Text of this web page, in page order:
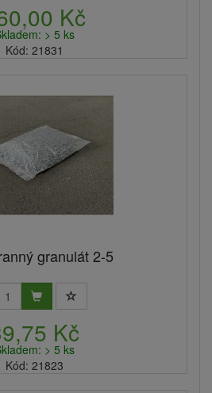
Kč
> 5 ks
Kód: 21831
granulát 2-5
Kč
> 5 ks
Kód: 21823